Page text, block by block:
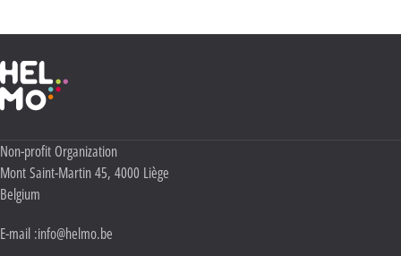
Haute École Libre Mosane
Adresse :
Non-profit Organization
Mont Saint-Martin 45, 4000 Liège
Belgium
E-mail :info@helmo.be